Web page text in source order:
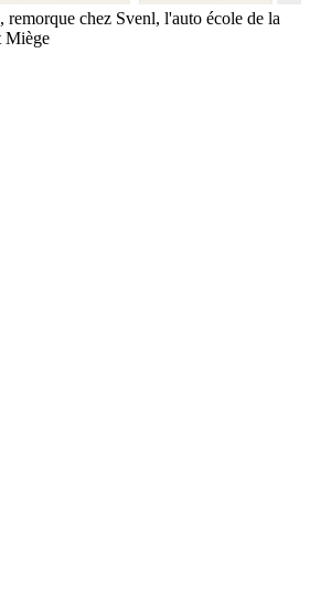
chez Svenl, l'auto école de la
Miège